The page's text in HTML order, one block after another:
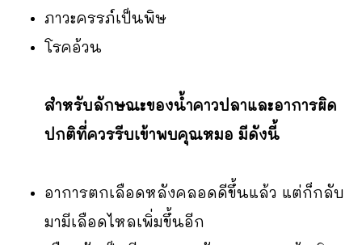
ภาวะครรภ์เป็นพิษ
โรคอ้วน
สำหรับลักษณะของน้ำคาวปลาและอาการผิด
ปกติที่ควรรีบเข้าพบคุณหมอ มีดังนี้
อาการตกเลือดหลังคลอดดีขึ้นแล้ว แต่ก็กลับ
มามีเลือดไหลเพิ่มขึ้นอีก